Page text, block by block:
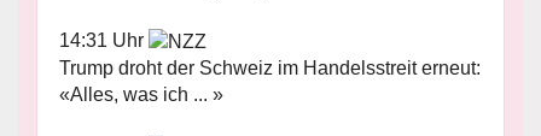
14:31 Uhr
Trump droht der Schweiz im Handelsstreit erneut:
«Alles, was ich ... »